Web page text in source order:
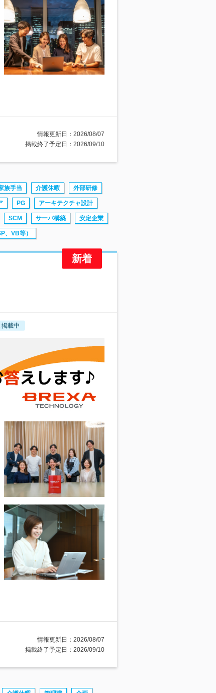
情報更新日：2026/08/07
掲載終了予定日：2026/09/10
族手当 介護休暇 外部研修
PG アーキテクチャ設計
SCM サーバ構築 安定企業
、VB等）
載中
情報更新日：2026/08/07
掲載終了予定日：2026/09/10